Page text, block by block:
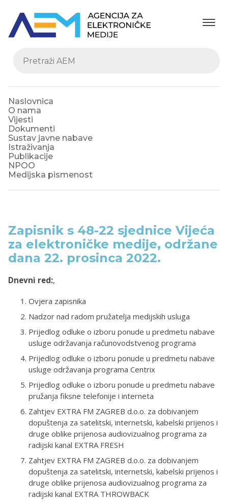
Naslovnica
O nama
Vijesti
Dokumenti
Sustav javne nabave
Istraživanja
Publikacije
NPOO
Medijska pismenost
Zapisnik s 48-22 sjednice Vijeća
za elektroničke medije, održane
dana 22. prosinca 2022.
Dnevni red:,
Ovjera zapisnika
Nadzor nad radom pružatelja medijskih usluga
Prijedlog odluke o izboru ponude u predmetu nabave
usluge održavanja računovodstvenog programa
Prijedlog odluke o izboru ponude u predmetu nabave
usluge održavanja programa Centrix
Prijedlog odluke o izboru ponude u predmetu nabave
pružanja fiksne telefonije i interneta
Zahtjev EXTRA FM ZAGREB d.o.o. za dobivanjem
dopuštenja za satelitski, internetski, kabelski prijenos i
druge oblike prijenosa audiovizualnog programa za
radijski kanal EXTRA FRESH
Zahtjev EXTRA FM ZAGREB d.o.o. za dobivanjem
dopuštenja za satelitski, internetski, kabelski prijenos i
druge oblike prijenosa audiovizualnog programa za
radijski kanal EXTRA THROWBACK